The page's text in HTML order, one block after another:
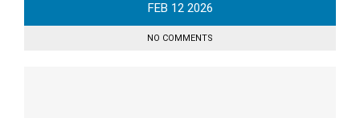
FEB 12 2026
NO COMMENTS